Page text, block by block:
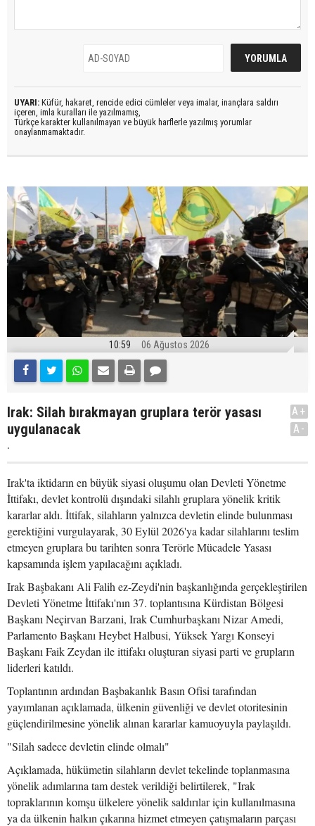
UYARI: Küfür, hakaret, rencide edici cümleler veya imalar, inançlara saldırı
içeren, imla kuralları ile yazılmamış,
Türkçe karakter kullanılmayan ve büyük harflerle yazılmış yorumlar
onaylanmamaktadır.
10:59 06 Ağustos 2026
Irak: Silah bırakmayan gruplara terör yasası
uygulanacak
.
A+
A-
Irak'ta iktidarın en büyük siyasi oluşumu olan Devleti Yönetme
İttifakı, devlet kontrolü dışındaki silahlı gruplara yönelik kritik
kararlar aldı. İttifak, silahların yalnızca devletin elinde bulunması
gerektiğini vurgulayarak, 30 Eylül 2026'ya kadar silahlarını teslim
etmeyen gruplara bu tarihten sonra Terörle Mücadele Yasası
kapsamında işlem yapılacağını açıkladı.
Irak Başbakanı Ali Falih ez-Zeydi'nin başkanlığında gerçekleştirilen
Devleti Yönetme İttifakı'nın 37. toplantısına Kürdistan Bölgesi
Başkanı Neçirvan Barzani, Irak Cumhurbaşkanı Nizar Amedi,
Parlamento Başkanı Heybet Halbusi, Yüksek Yargı Konseyi
Başkanı Faik Zeydan ile ittifakı oluşturan siyasi parti ve grupların
liderleri katıldı.
Toplantının ardından Başbakanlık Basın Ofisi tarafından
yayımlanan açıklamada, ülkenin güvenliği ve devlet otoritesinin
güçlendirilmesine yönelik alınan kararlar kamuoyuyla paylaşıldı.
"Silah sadece devletin elinde olmalı"
Açıklamada, hükümetin silahların devlet tekelinde toplanmasına
yönelik adımlarına tam destek verildiği belirtilerek, "Irak
topraklarının komşu ülkelere yönelik saldırılar için kullanılmasına
ya da ülkenin halkın çıkarına hizmet etmeyen çatışmaların parçası